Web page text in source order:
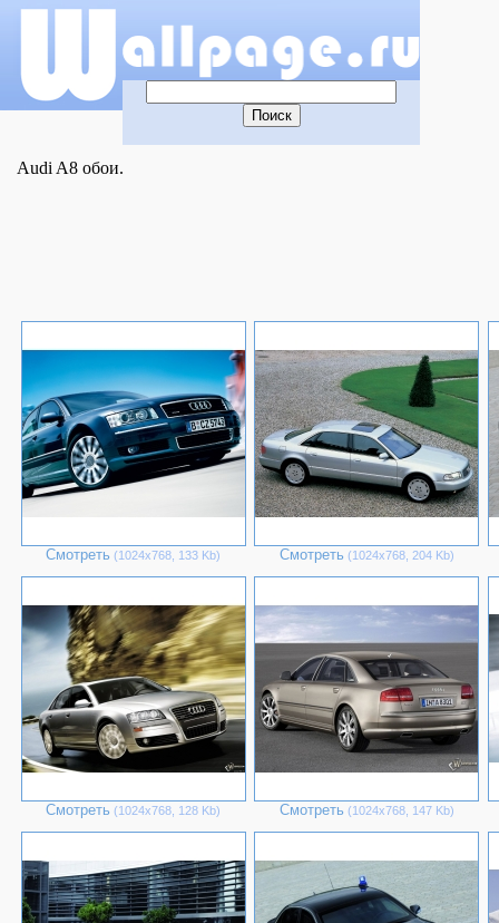
Audi A8 обои.
Смотреть (1024х768, 133 Kb) Смотреть (1024х768, 204 Kb)
Смотреть (1024х768, 128 Kb) Смотреть (1024х768, 147 Kb)